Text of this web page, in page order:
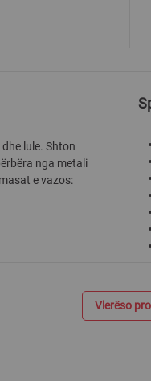
lule. Shton
nga metali
e vazos:
Vlerëso